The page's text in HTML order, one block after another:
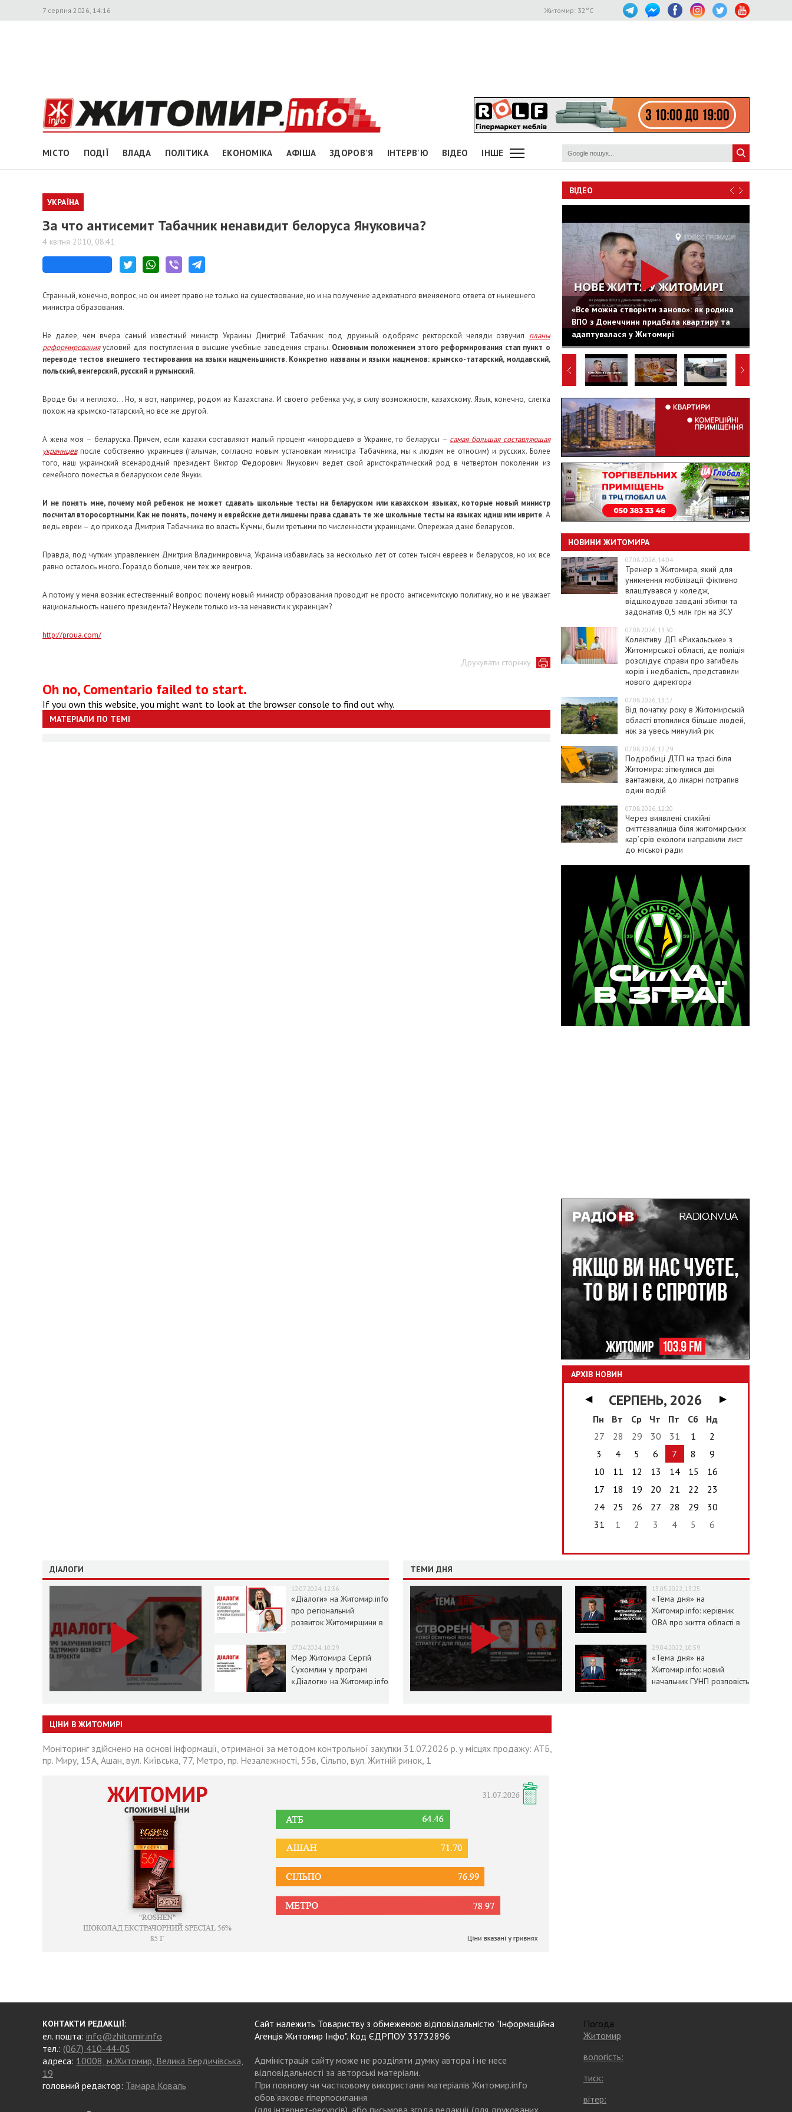
7 серпня 2026, 14:16 Житомир: 32 °C
МІСТО ПОДІЇ ВЛАДА ПОЛІТИКА ЕКОНОМІКА АФІША ЗДОРОВ'Я ІНТЕРВ'Ю ВІДЕО ІНШЕ
УКРАЇНА
За что антисемит Табачник ненавидит белоруса Януковича?
4 квітня 2010, 08:41
Странный, конечно, вопрос, но он имеет право не только на существование, но и на получение адекватного вменяемого ответа от нынешнего
министра образования.
Не далее, чем вчера самый известный министр Украины Дмитрий Табачник под дружный одобрямс ректорской челяди озвучил планы
реформированияусловий для поступления в высшие учебные заведения страны. Основным положением этого реформирования стал пункт о
переводе тестов внешнего тестирования на языки нацменьшинств. Конкретно названы и языки нацменов: крымско-татарский, молдавский,
польский, венгерский, русский и румынский.
Вроде бы и неплохо… Но, я вот, например, родом из Казахстана. И своего ребенка учу, в силу возможности, казахскому. Язык, конечно, слегка
похож на крымско-татарский, но все же другой.
А жена моя – беларуска. Причем, если казахи составляют малый процент «инородцев» в Украине, то беларусы – самая большая составляющая
украинцевпосле собственно украинцев (галычан, согласно новым установкам министра Табачника, мы к людям не относим) и русских. Более
того, наш украинский всенародный президент Виктор Федорович Янукович ведет свой аристократический род в четвертом поколении из
семейного поместья в беларуском селе Януки.
И не понять мне, почему мой ребенок не может сдавать школьные тесты на беларуском или казахском языках, которые новый министр
посчитал второсортными. Как не понять, почему и еврейские дети лишены права сдавать те же школьные тесты на языках идиш или иврите. А
ведь евреи – до прихода Дмитрия Табачника во власть Кучмы, были третьими по численности украинцами. Опережая даже беларусов.
Правда, под чутким управлением Дмитрия Владимировича, Украина избавилась за несколько лет от сотен тысяч евреев и беларусов, но их все
равно осталось много. Гораздо больше, чем тех же венгров.
А потому у меня возник естественный вопрос: почему новый министр образования проводит не просто антисемитскую политику, но и не уважает
национальность нашего президента? Неужели только из-за ненависти к украинцам?
http://proua.com/
Друкувати сторінку
Oh no, Comentario failed to start.
If you own this website, you might want to look at the browser console to find out why.
МАТЕРІАЛИ ПО ТЕМІ
ВІДЕО
«Все можна створити заново»: як родина
ВПО з Донеччини придбала квартиру та
адаптувалася у Житомирі
НОВИНИ ЖИТОМИРА
07.08.2026, 14:04
Тренер з Житомира, який для
уникнення мобілізації фіктивно
влаштувався у коледж,
відшкодував завдані збитки та
задонатив 0,5 млн грн на ЗСУ
07.08.2026, 13:30
Колективу ДП «Рихальське» з
Житомирської області, де поліція
розслідує справи про загибель
корів і недбалість, представили
нового директора
07.08.2026, 13:17
Від початку року в Житомирській
області втопилися більше людей,
ніж за увесь минулий рік
07.08.2026, 12:29
Подробиці ДТП на трасі біля
Житомира: зіткнулися дві
вантажівки, до лікарні потрапив
один водій
07.08.2026, 12:20
Через виявлені стихійні
сміттєзвалища біля житомирських
кар’єрів екологи направили лист
до міської ради
АРХІВ НОВИН
◀ СЕРПЕНЬ, 2026
▶
Пн
Вт Ср Чт Пт Сб
Нд
27
28 29 30 31 1
2
3
4 5 6 7 8
9
10
11 12 13 14 15
16
17
18 19 20 21 22
23
24
25 26 27 28 29
30
31
1 2 3 4 5 6
ДІАЛОГИ
12.07.2024, 12:36
«Діалоги» на Житомир.info
про регіональний
розвиток Житомирщини в
17.04.2024, 10:29
Мер Житомира Сергій
Сухомлин у програмі
«Діалоги» на Житомир.info
ТЕМИ ДНЯ
13.05.2022, 13:25
«Тема дня» на
Житомир.info: керівник
ОВА про життя області в
29.04.2022, 10:59
«Тема дня» на
Житомир.info: новий
начальник ГУНП розповість
ЦІНИ В ЖИТОМИРІ
Моніторинг здійснено на основі інформації, отриманої за методом контрольної закупки 31.07.2026 р. у місцях продажу: АТБ,
пр. Миру, 15А, Ашан, вул. Київська, 77, Метро, пр. Незалежності, 55в, Сільпо, вул. Житній ринок, 1
КОНТАКТИ РЕДАКЦІЇ:
ел. пошта: info@zhitomir.info
тел.: (067) 410-44-05
адреса: 10008, м.Житомир, Велика Бердичівська,
19
головний редактор: Тамара Коваль
Сайт належить Товариству з обмеженою відповідальністю "Інформаційна
Агенція Житомир Інфо". Код ЄДРПОУ 33732896
Адміністрація сайту може не розділяти думку автора і не несе
відповідальності за авторські матеріали.
При повному чи частковому використанні матеріалів Житомир.info
обов’язкове гіперпосилання
(для інтернет-ресурсів), або письмова згода редакції (для друкованих
Погода
Житомир
вологість:
тиск:
вітер: